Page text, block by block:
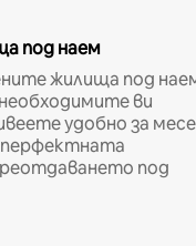
под наем
жилища под
ви
удобно за
перфектната
под